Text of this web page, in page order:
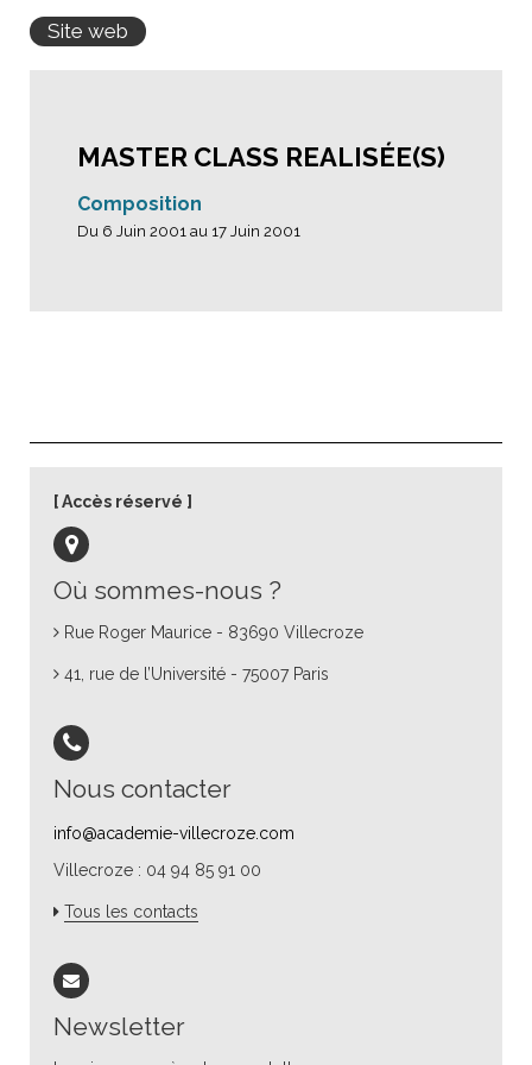
Site web
MASTER CLASS REALISÉE(S)
Composition
Du 6 Juin 2001 au 17 Juin 2001
Où sommes-nous ?
Rue Roger Maurice - 83690 Villecroze
41, rue de l’Université - 75007 Paris
Nous contacter
info@academie-villecroze.com
Villecroze : 04 94 85 91 00
Tous les contacts
Newsletter
Accès réservé